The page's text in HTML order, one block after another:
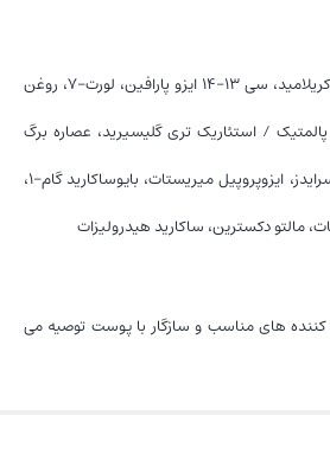
آب دیونیزه، گلیسیرین، پلی آکریلامید، سی ۱۳-۱۴ ایزو پارافین، لورت-۷، روغن
پالمتیک / استئاریک تری گلیسیرید، عصاره برگ
کاملیا سینسیس، اولیو گلایسرایدز، ایزوپروپیل میریستات، بایوساکارید گام-۱،
کننده های مناسب و سازگار با پوست توصیه می